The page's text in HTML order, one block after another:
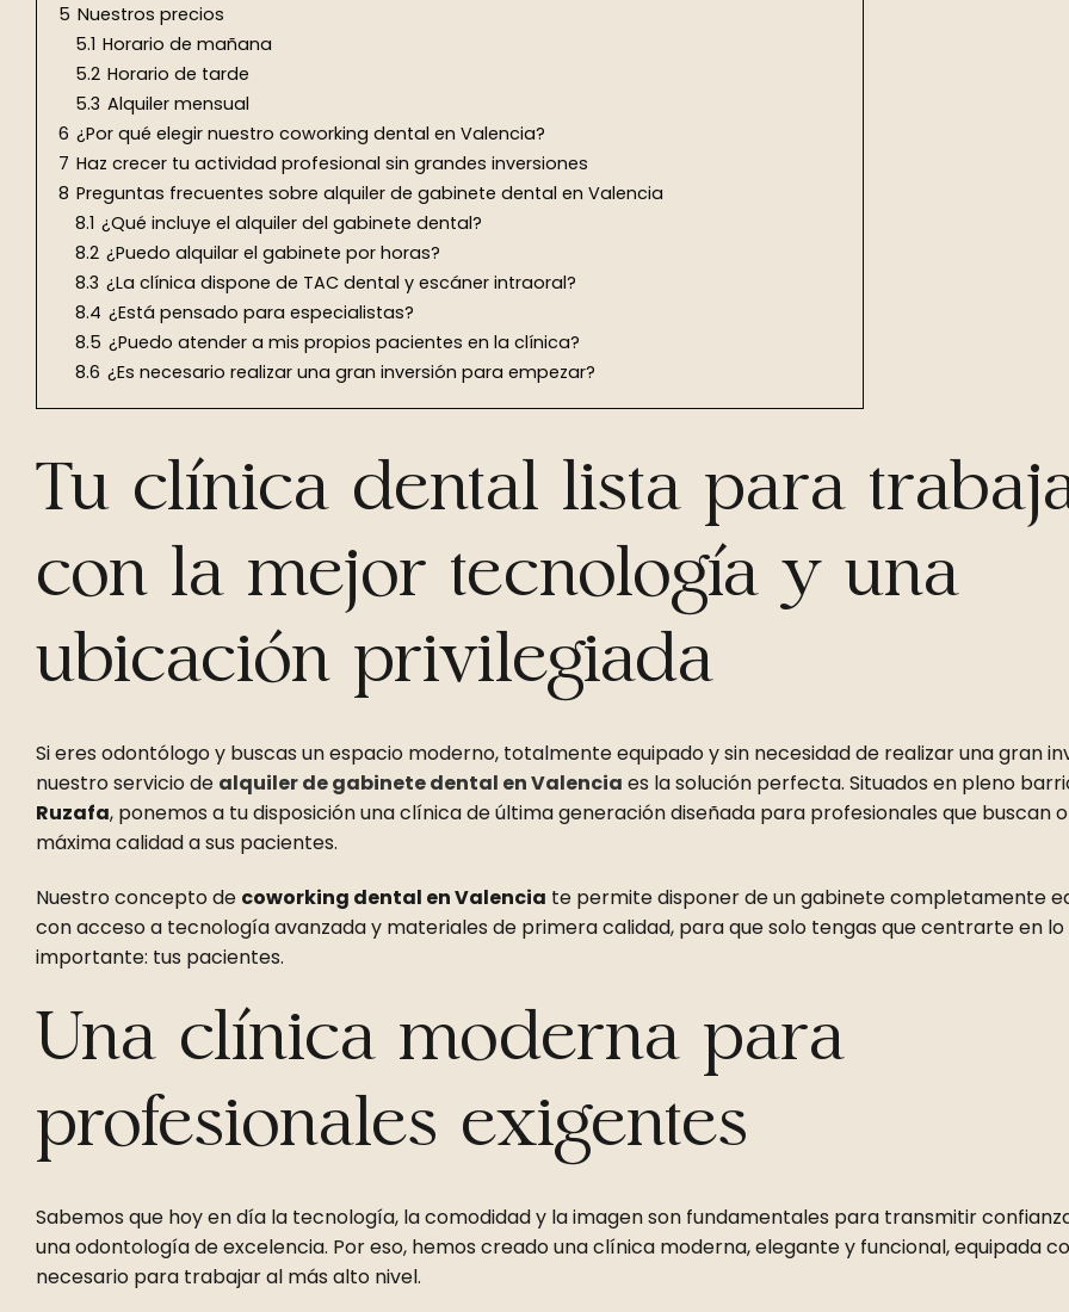
5 Nuestros precios
5.1 Horario de mañana
5.2 Horario de tarde
5.3 Alquiler mensual
6 ¿Por qué elegir nuestro coworking dental en Valencia?
7 Haz crecer tu actividad profesional sin grandes inversiones
8 Preguntas frecuentes sobre alquiler de gabinete dental en Valencia
8.1 ¿Qué incluye el alquiler del gabinete dental?
8.2 ¿Puedo alquilar el gabinete por horas?
8.3 ¿La clínica dispone de TAC dental y escáner intraoral?
8.4 ¿Está pensado para especialistas?
8.5 ¿Puedo atender a mis propios pacientes en la clínica?
8.6 ¿Es necesario realizar una gran inversión para empezar?
Tu clínica dental lista para
con la mejor tecnología y una
ubicación privilegiada
Si eres odontólogo y buscas un espacio moderno, totalmente equipado y sin necesidad de realizar una gran
nuestro servicio de alquiler de gabinete dental en Valencia es la solución perfecta. Situados en pleno
Ruzafa, ponemos a tu disposición una clínica de última generación diseñada para profesionales que buscan
máxima calidad a sus pacientes.
Nuestro concepto de coworking dental en Valencia te permite disponer de un gabinete completamente
con acceso a tecnología avanzada y materiales de primera calidad, para que solo tengas que centrarte en lo
importante: tus pacientes.
Una clínica moderna para
profesionales exigentes
Sabemos que hoy en día la tecnología, la comodidad y la imagen son fundamentales para transmitir
una odontología de excelencia. Por eso, hemos creado una clínica moderna, elegante y funcional, equipada
necesario para trabajar al más alto nivel.